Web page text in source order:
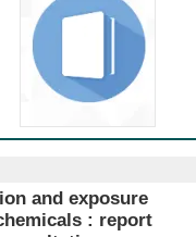
and exposure
: report